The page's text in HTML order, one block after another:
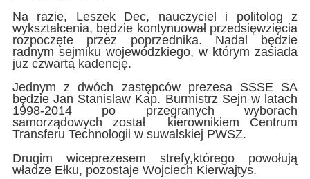
Na razie, Leszek Dec, nauczyciel i politolog z
wykształcenia, będzie kontynuował przedsięwzięcia
rozpoczęte przez poprzednika. Nadal będzie
radnym sejmiku wojewódzkiego, w którym zasiada
juz czwartą kadencję.
Jednym z dwóch zastępców prezesa SSSE SA
będzie Jan Stanislaw Kap. Burmistrz Sejn w latach
1998-2014 po przegranych wyborach
samorządowych został kierownikiem Centrum
Transferu Technologii w suwalskiej PWSZ.
Drugim wiceprezesem strefy,którego powołują
władze Ełku, pozostaje Wojciech Kierwajtys.